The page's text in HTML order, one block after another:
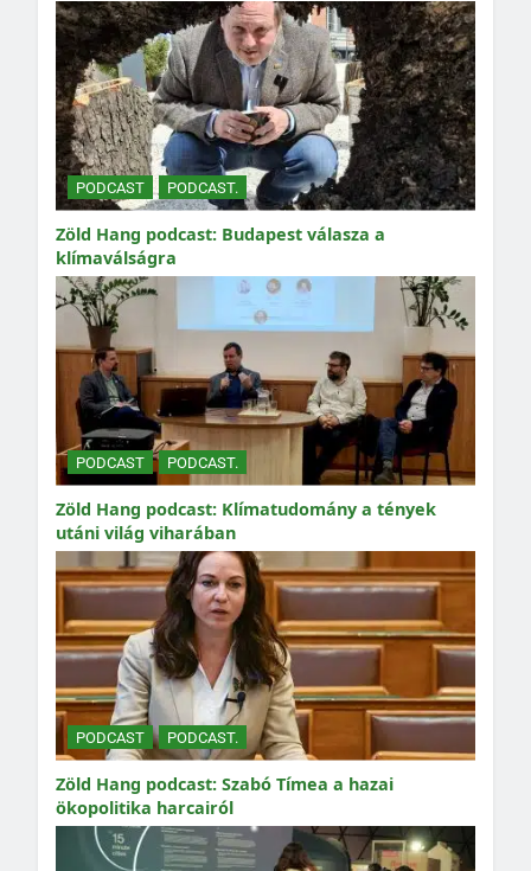
PODCAST PODCAST.
Zöld Hang podcast: Budapest válasza a
klímaválságra
PODCAST PODCAST.
Zöld Hang podcast: Klímatudomány a tények
utáni világ viharában
PODCAST PODCAST.
Zöld Hang podcast: Szabó Tímea a hazai
ökopolitika harcairól